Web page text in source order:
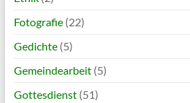
Fotografie(22)
Gedichte(5)
Gemeindearbeit(5)
Gottesdienst(51)